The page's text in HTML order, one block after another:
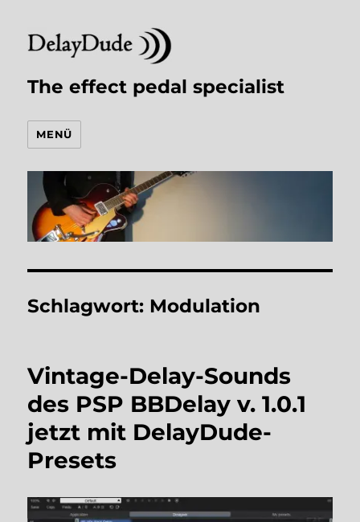
The effect pedal specialist
MENÜ
Schlagwort: Modulation
Vintage-Delay-Sounds
des PSP BBDelay v. 1.0.1
jetzt mit DelayDude-
Presets